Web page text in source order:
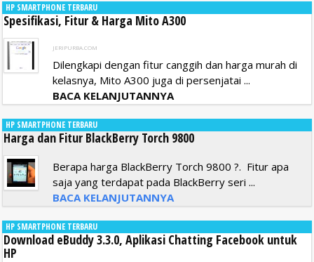
HP SMARTPHONE TERBARU
Spesifikasi, Fitur & Harga Mito A300
JERIPURBA.COM
Dilengkapi dengan fitur canggih dan harga murah di
kelasnya, Mito A300 juga di persenjatai ...
BACA KELANJUTANNYA
HP SMARTPHONE TERBARU
Harga dan Fitur BlackBerry Torch 9800
Berapa harga BlackBerry Torch 9800 ?. Fitur apa
saja yang terdapat pada BlackBerry seri ...
BACA KELANJUTANNYA
HP SMARTPHONE TERBARU
Download eBuddy 3.3.0, Aplikasi Chatting Facebook untuk
HP